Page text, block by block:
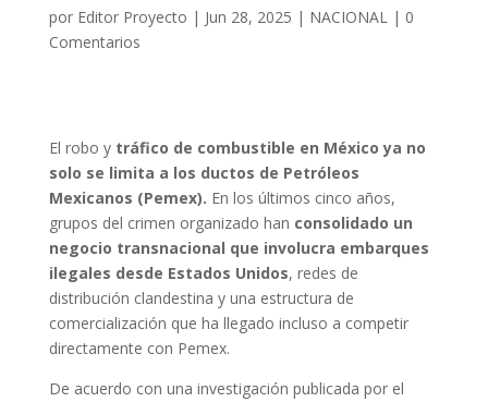
por Editor Proyecto | Jun 28, 2025 | NACIONAL| 0
Comentarios
El robo ytráfico de combustible en México ya no
solo se limita a los ductos de Petróleos
Mexicanos (Pemex). En los últimos cinco años,
grupos del crimen organizado han consolidado un
negocio transnacional que involucra embarques
ilegales desde Estados Unidos, redes de
distribución clandestina y una estructura de
comercialización que ha llegado incluso a competir
directamente con Pemex.
De acuerdo con una investigación publicada por el